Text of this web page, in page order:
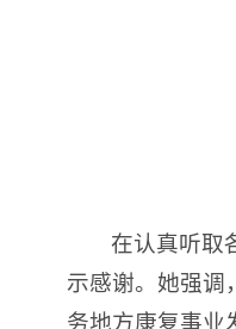
在认真听取
示感谢。她强调
务地方康复事业